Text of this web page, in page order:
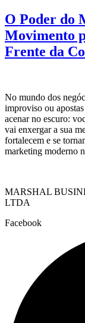
O Poder do
Movimento
Frente da
No mundo dos
improviso ou
acenar no escuro:
vai enxergar a sua
fortalecem e se
marketing moderno
MARSHAL
LTDA
Facebook